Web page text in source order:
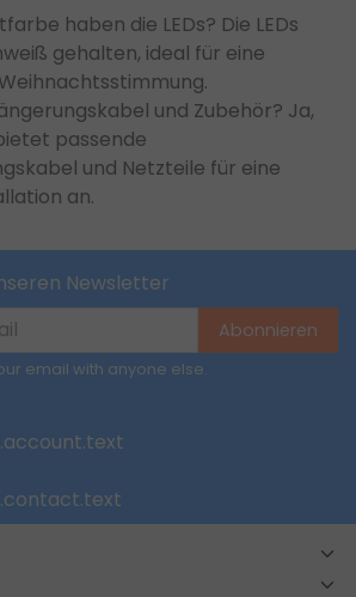
haben die LEDs? Die LEDs
gehalten, ideal für eine
und Zubehör? Ja,
passende
und Netzteile für eine
an.
Newsletter
Abonnieren
email with anyone else.